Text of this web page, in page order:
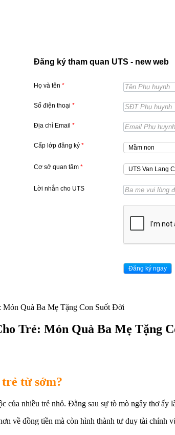
Đăng ký tham quan UTS - new web
Họ và tên *
Số điện thoại *
Địa chỉ Email *
Cấp lớp đăng ký *
Cơ sở quan tâm *
Lời nhắn cho UTS
Quà Ba Mẹ Tặng Con Suốt Đời
Trẻ: Món Quà Ba Mẹ Tặng
từ sớm?
của nhiều trẻ nhỏ. Đằng sau sự tò mò ngây thơ
về đồng tiền mà còn hình thành tư duy tài